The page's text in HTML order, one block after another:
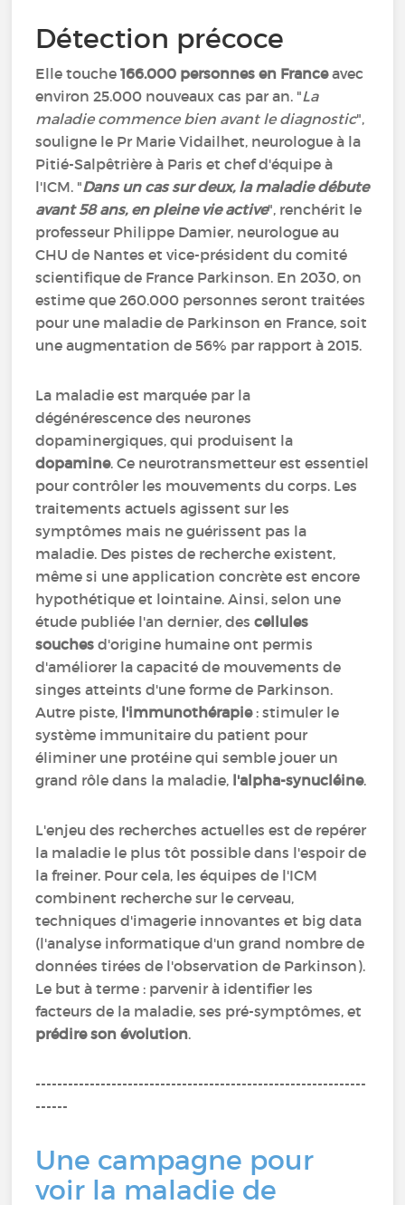
Détection précoce
Elle touche166.000 personnes en Franceavec
environ 25.000 nouveaux cas par an. "La
maladie commence bien avant le diagnostic",
souligne le Pr Marie Vidailhet, neurologue à la
Pitié-Salpêtrière à Paris et chef d'équipe à
l'ICM. "Dans un cas sur deux, la maladie débute
avant 58 ans, en pleine vie active", renchérit le
professeur Philippe Damier, neurologue au
CHU de Nantes et vice-président du comité
scientifique de France Parkinson. En 2030, on
estime que 260.000 personnes seront traitées
pour une maladie de Parkinson en France, soit
une augmentation de 56% par rapport à 2015.
La maladie est marquée par la
dégénérescence des neurones
dopaminergiques, qui produisent la
dopamine. Ce neurotransmetteur est essentiel
pour contrôler les mouvements du corps. Les
traitements actuels agissent sur les
symptômes mais ne guérissent pas la
maladie. Des pistes de recherche existent,
même si une application concrète est encore
hypothétique et lointaine. Ainsi, selon une
étude publiée l'an dernier, descellules
souches d'origine humaine ont permis
d'améliorer la capacité de mouvements de
singes atteints d'une forme de Parkinson.
Autre piste, l'immunothérapie : stimuler le
système immunitaire du patient pour
éliminer une protéine qui semble jouer un
grand rôle dans la maladie, l'alpha-synucléine.
L'enjeu des recherches actuelles est de repérer
la maladie le plus tôt possible dans l'espoir de
la freiner. Pour cela, les équipes de l'ICM
combinent recherche sur le cerveau,
techniques d'imagerie innovantes et big data
(l'analyse informatique d'un grand nombre de
données tirées de l'observation de Parkinson).
Le but à terme : parvenir à identifier les
facteurs de la maladie, ses pré-symptômes, et
prédire son évolution.
-------------------------------------------------------------
------
Une campagne pour
voir la maladie de